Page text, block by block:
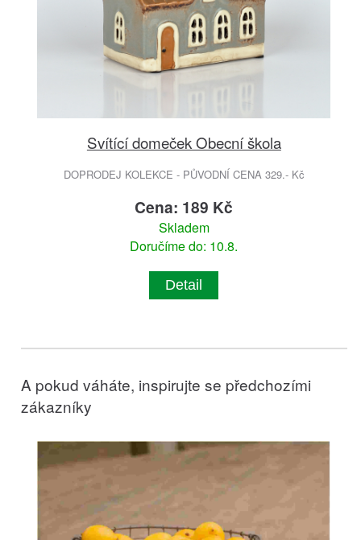
Svítící domeček Obecní škola
DOPRODEJ KOLEKCE - PŮVODNÍ CENA 329.- Kč
Cena: 189 Kč
Skladem
Doručíme do: 10.8.
Detail
A pokud váháte, inspirujte se předchozími
zákazníky